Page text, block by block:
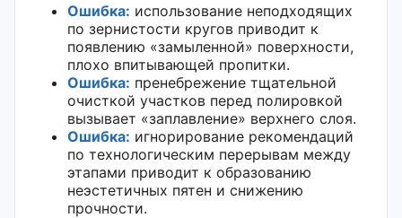
Ошибка: использование неподходящих
по зернистости кругов приводит к
появлению «замыленной» поверхности,
плохо впитывающей пропитки.
Ошибка: пренебрежение тщательной
очисткой участков перед полировкой
вызывает «заплавление» верхнего слоя.
Ошибка: игнорирование рекомендаций
по технологическим перерывам между
этапами приводит к образованию
неэстетичных пятен и снижению
прочности.